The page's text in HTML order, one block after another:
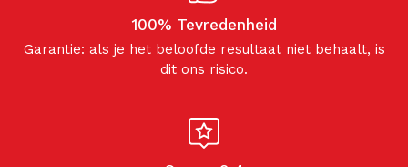
100% Tevredenheid
Garantie: als je het beloofde resultaat niet behaalt, is
dit ons risico.